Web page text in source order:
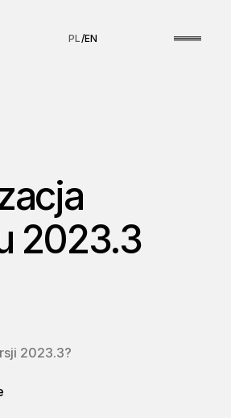
PL/EN
2023.3
2023.3?